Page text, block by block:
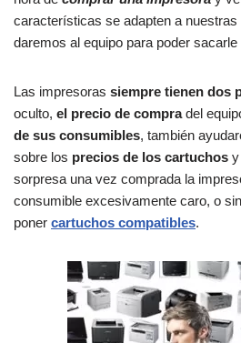
características se adapten a
daremos al equipo para poder
Las impresoras siempre tienen dos
oculto, el precio de compradel
de sus consumibles, también
sobre los precios de los cartuchos y
sorpresa una vez comprada la
consumible excesivamente caro, o
poner cartuchos compatibles.